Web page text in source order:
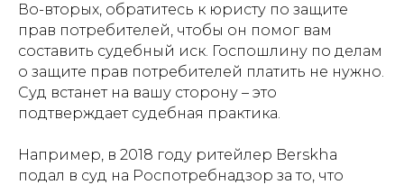
Во-вторых, обратитесь к юристу по защите
прав потребителей, чтобы он помог вам
составить судебный иск. Госпошлину по делам
о защите прав потребителей платить не нужно.
Суд встанет на вашу сторону – это
подтверждает судебная практика.
Например, в 2018 году ритейлер Berskha
подал в суд на Роспотребнадзор за то, что